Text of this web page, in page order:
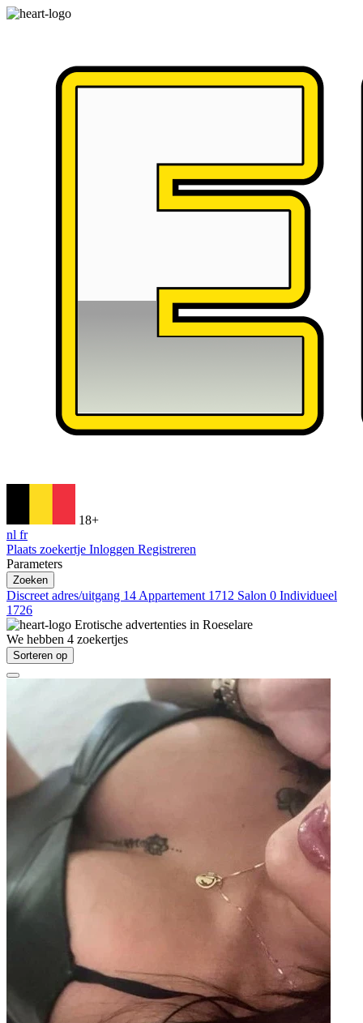
18+
nl fr
Plaats zoekertje Inloggen Registreren
Parameters
Zoeken
Discreet adres/uitgang 14 Appartement 1712 Salon 0 Individueel
1726
Erotische advertenties in Roeselare
We hebben 4 zoekertjes
Sorteren op